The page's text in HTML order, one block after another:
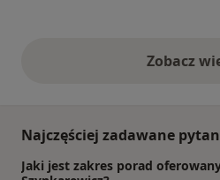
Zobacz
Najczęściej zadawane
Jaki jest zakres porad